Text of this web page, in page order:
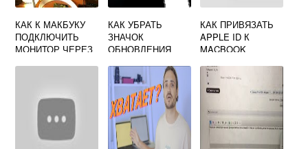
КАК К МАКБУКУ
ПОДКЛЮЧИТЬ
МОНИТОР ЧЕРЕЗ
КАК УБРАТЬ
ЗНАЧОК
ОБНОВЛЕНИЯ
КАК ПРИВЯЗАТЬ
APPLE ID К
MACBOOK